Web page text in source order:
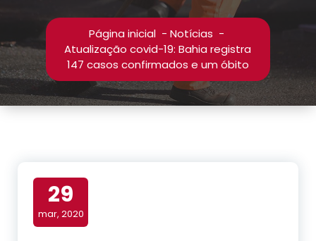
Página inicial- Notícias -
Atualização covid-19: Bahia registra
147 casos confirmados e um óbito
29
mar, 2020